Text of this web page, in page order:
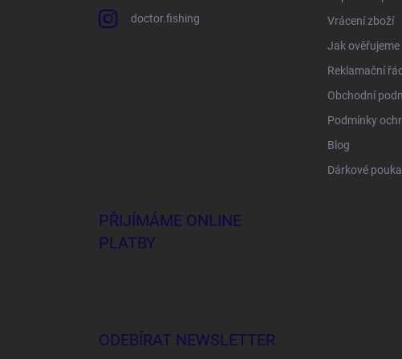
doctor.fishing
Vrácení zboží
Jak ověřujeme
Reklamační řád
Obchodní
Podmínky
Blog
Dárkové
PŘIJÍMÁME ONLINE
PLATBY
ODEBÍRAT NEWSLETTER